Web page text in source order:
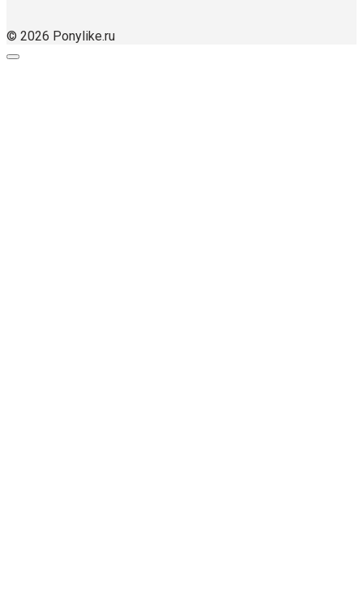
© 2026 Ponylike.ru